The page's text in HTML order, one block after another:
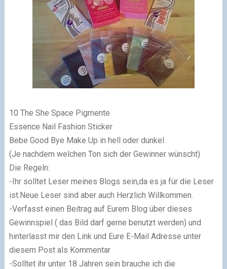
10 The She Space Pigmente
Essence Nail Fashion Sticker
Bebe Good Bye Make Up in hell oder dunkel
(Je nachdem welchen Ton sich der Gewinner wünscht)
Die Regeln:
-Ihr solltet Leser meines Blogs sein,da es ja für die Leser
ist.Neue Leser sind aber auch Herzlich Willkommen.
-Verfasst einen Beitrag auf Eurem Blog über dieses
Gewinnspiel ( das Bild darf gerne benutzt werden) und
hinterlasst mir den Link und Eure E-Mail Adresse unter
diesem Post als Kommentar
-Solltet ihr unter 18 Jahren sein brauche ich die